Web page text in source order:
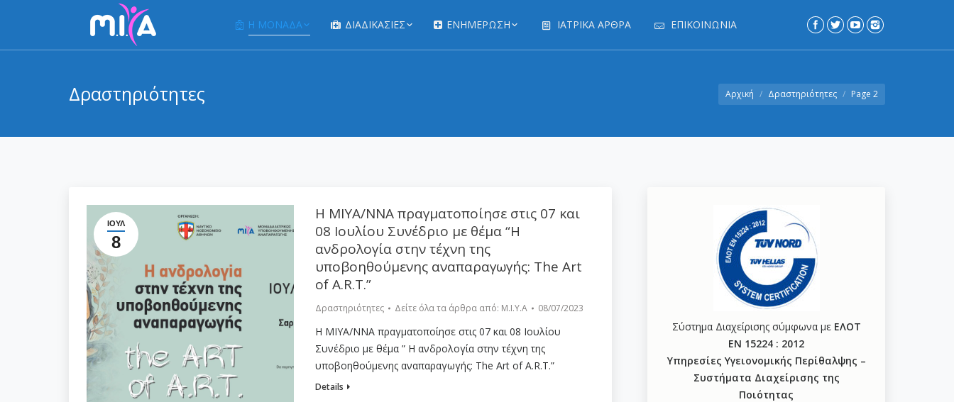
Η ΜΟΝΑΔΑ ΔΙΑΔΙΚΑΣΊΕΣ ΕΝΗΜΕΡΩΣΗ ΙΑΤΡΙΚΆ ΆΡΘΡΑ ΕΠΙΚΟΙΝΩΝΊΑ
Δραστηριότητες Αρχική Δραστηριότητες Page 2
ΙΟΎΛ
8
Η ΜΙΥΑ/ΝΝΑ πραγματοποίησε στις 07 και
08 Ιουλίου Συνέδριο με θέμα “Η
ανδρολογία στην τέχνη της
υποβοηθούμενης αναπαραγωγής: The Art
of A.R.T.”
Δραστηριότητες Δείτε όλα τα άρθρα από: Μ.Ι.Υ.Α 08/07/2023
Η ΜΙΥΑ/ΝΝΑ πραγματοποίησε στις 07 και 08 Ιουλίου
Συνέδριο με θέμα ” Η ανδρολογία στην τέχνη της
υποβοηθούμενης αναπαραγωγής: The Art of A.R.T.”
Details
Σύστημα Διαχείρισης σύμφωνα με ΕΛΟΤ
ΕΝ 15224 : 2012
Υπηρεσίες Υγειονομικής Περίθαλψης –
Συστήματα Διαχείρισης της
Ποιότητας